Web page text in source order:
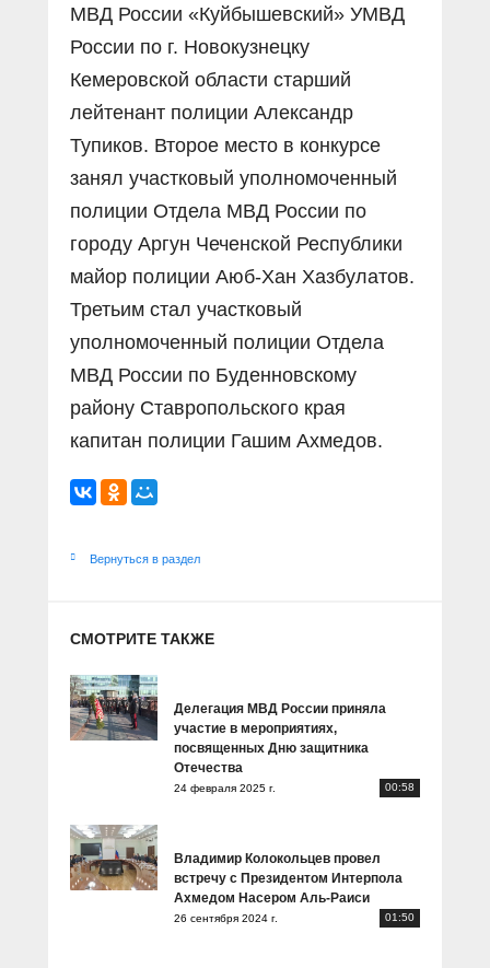
МВД России «Куйбышевский» УМВД
России по г. Новокузнецку
Кемеровской области старший
лейтенант полиции Александр
Тупиков. Второе место в конкурсе
занял участковый уполномоченный
полиции Отдела МВД России по
городу Аргун Чеченской Республики
майор полиции Аюб-Хан Хазбулатов.
Третьим стал участковый
уполномоченный полиции Отдела
МВД России по Буденновскому
району Ставропольского края
капитан полиции Гашим Ахмедов.
Вернуться в раздел
СМОТРИТЕ ТАКЖЕ
Делегация МВД России приняла
участие в мероприятиях,
посвященных Дню защитника
Отечества
24 февраля 2025 г. 00:58
Владимир Колокольцев провел
встречу с Президентом Интерпола
Ахмедом Насером Аль-Раиси
26 сентября 2024 г. 01:50